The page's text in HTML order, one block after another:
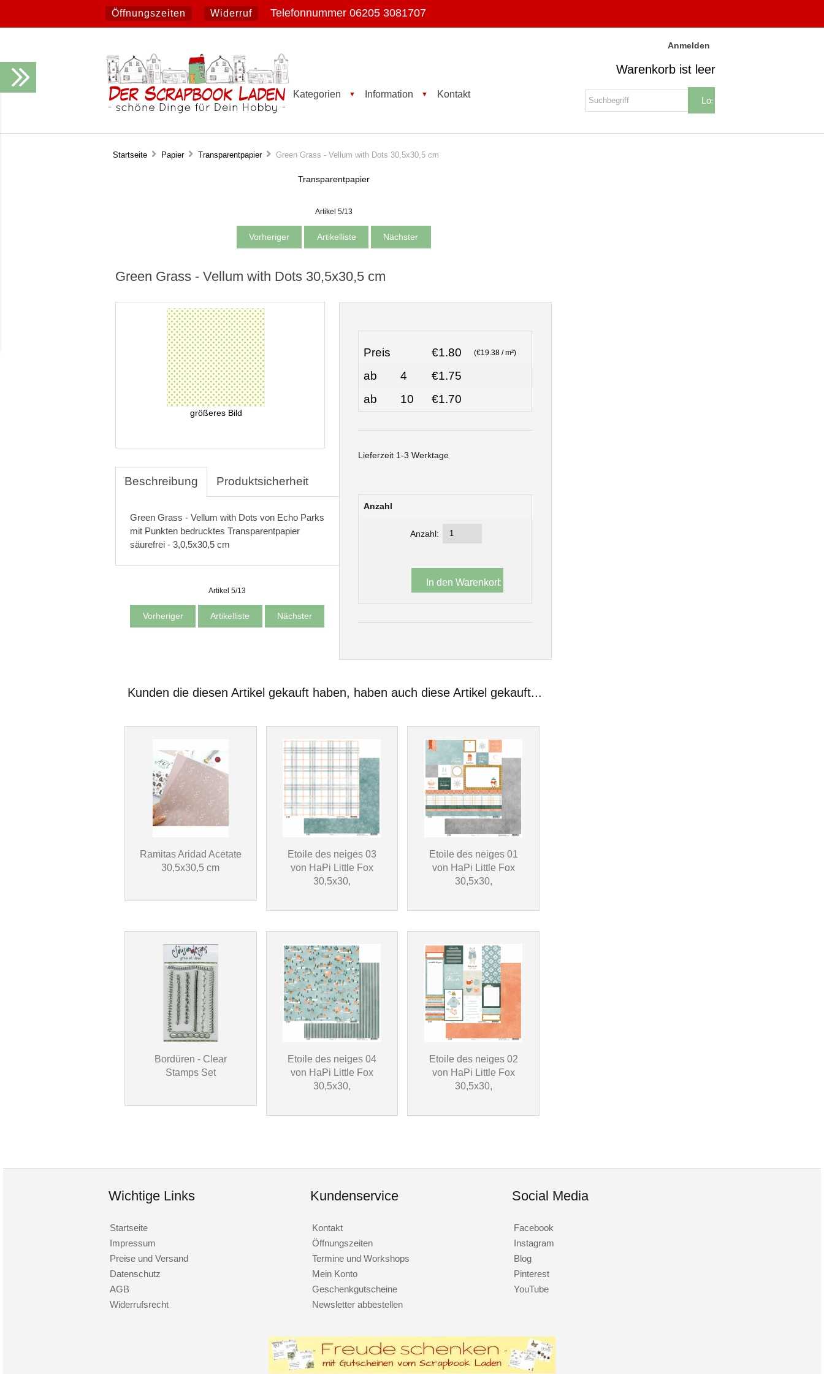
Öffnungszeiten Widerruf Telefonnummer 06205 3081707
Kategorien ▼ Information ▼ Kontakt
Anmelden
Warenkorb ist leer
Startseite Papier Transparentpapier Green Grass - Vellum with Dots 30,5x30,5 cm
Transparentpapier
Artikel 5/13
Vorheriger Artikelliste Nächster
Green Grass - Vellum with Dots 30,5x30,5 cm
größeres Bild
Preis €1.80 (€19.38 / m²)
ab 4
€1.75
ab
10 €1.70
Lieferzeit 1-3 Werktage
Anzahl
Anzahl:
Beschreibung Produktsicherheit
Green Grass - Vellum with Dots von Echo Parks
mit Punkten bedrucktes Transparentpapier
säurefrei - 3,0,5x30,5 cm
Artikel 5/13
Vorheriger Artikelliste Nächster
Kunden die diesen Artikel gekauft haben, haben auch diese Artikel gekauft...
Ramitas Aridad Acetate
30,5x30,5 cm
Etoile des neiges 03
von HaPi Little Fox
30,5x30,
Etoile des neiges 01
von HaPi Little Fox
30,5x30,
Bordüren - Clear
Stamps Set
Etoile des neiges 04
von HaPi Little Fox
30,5x30,
Etoile des neiges 02
von HaPi Little Fox
30,5x30,
Wichtige Links
Startseite
Impressum
Preise und Versand
Datenschutz
AGB
Widerrufsrecht
Kundenservice
Kontakt
Öffnungszeiten
Termine und Workshops
Mein Konto
Geschenkgutscheine
Newsletter abbestellen
Social Media
Facebook
Instagram
Blog
Pinterest
YouTube